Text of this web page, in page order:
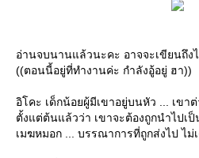
อ่านจบนานแล้วนะคะ อาจจะเขียนถึง
((ตอนนี้อยู่ที่ทำงานค่ะ กำลังอู้อยู่ ฮา))
อิโคะ เด็กน้อยผู้มีเขาอยู่บนหัว ... เขาต่
ตั้งแต่ต้นแล้วว่า เขาจะต้องถูกนำไปเ
เมฆหมอก ... บรรณาการที่ถูกส่งไป ไ